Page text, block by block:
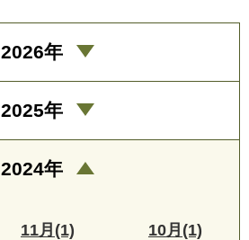
2026年
2025年
2024年
11月(1) 10月(1)